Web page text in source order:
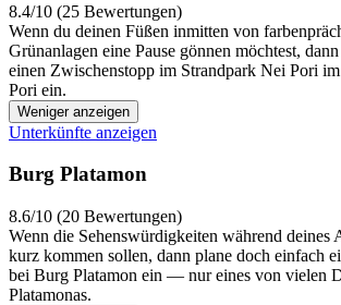
8.4/10 (25 Bewertungen)
Wenn du deinen Füßen inmitten von
Grünanlagen eine Pause gönnen möchtest,
einen Zwischenstopp im Strandpark Nei Pori
Pori ein.
Weniger anzeigen
Unterkünfte anzeigen
Burg Platamon
8.6/10 (20 Bewertungen)
Wenn die Sehenswürdigkeiten während deines
kurz kommen sollen, dann plane doch einfach
bei Burg Platamon ein — nur eines von vielen
Platamonas.